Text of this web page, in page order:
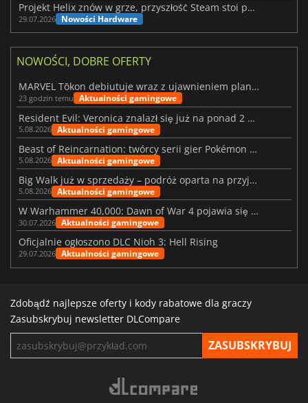
Projekt Helix znów w grze, przyszłość Steam stoi pod znakiem zapytania
29.07.2026 Nowości Hardware
NOWOŚCI, DOBRE OFERTY
MARVEL Tōkon debiutuje wraz z ujawnieniem planu rozwoju na pierwszy rok
23 godzin temu Aktualności gamingowe
Resident Evil: Veronica znalazł się już na ponad 2 milionach list życzeń
5.08.2026 Aktualności gamingowe
Beast of Reincarnation: twórcy serii gier Pokémon wkraczają na nową ścieżkę
5.08.2026 Aktualności gamingowe
Big Walk już w sprzedaży – podróż oparta na przyjaźni
5.08.2026 Aktualności gamingowe
W Warhammer 40,000: Dawn of War 4 pojawia się frakcja Nekronów
30.07.2026 Aktualności gamingowe
Oficjalnie ogłoszono DLC Nioh 3: Hell Rising
29.07.2026 Aktualności gamingowe
Zdobądź najlepsze oferty i kody rabatowe dla graczy
Zasubskrybuj newsletter DLCompare